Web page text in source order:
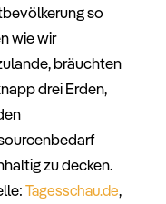
so
wie wir
bräuchten
drei Erden,
zu decken.
Tagesschau.de,